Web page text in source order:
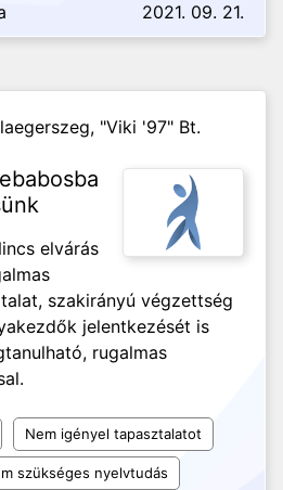
2021. 09. 21.
"Viki '97" Bt.
elvárás
szakirányú végzettség
jelentkezését is
rugalmas
Nem igényel tapasztalatot
szükséges nyelvtudás